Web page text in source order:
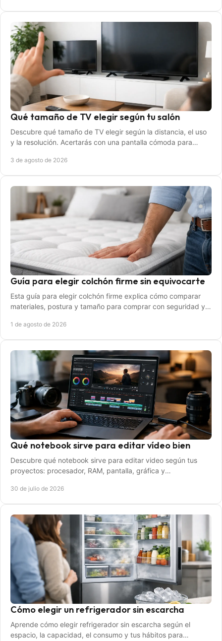
Qué tamaño de TV elegir según tu salón
Descubre qué tamaño de TV elegir según la distancia, el uso
y la resolución. Acertarás con una pantalla cómoda para
3 de agosto de 2026
Guía para elegir colchón firme sin equivocarte
Esta guía para elegir colchón firme explica cómo comparar
materiales, postura y tamaño para comprar con seguridad y
1 de agosto de 2026
Qué notebook sirve para editar vídeo bien
Descubre qué notebook sirve para editar video según tus
proyectos: procesador, RAM, pantalla, gráfica y
30 de julio de 2026
Cómo elegir un refrigerador sin escarcha
Aprende cómo elegir refrigerador sin escarcha según el
espacio, la capacidad, el consumo y tus hábitos para